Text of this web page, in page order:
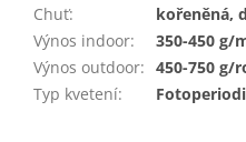
Chuť:
kořeněná,
Výnos indoor:
350-450 g/
Výnos outdoor: 450-750 g/
Typ kvetení: